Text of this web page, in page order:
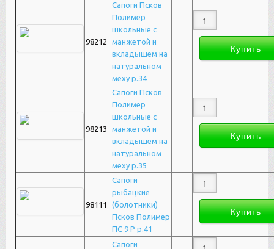
98212
Сапоги Псков
Полимер
школьные с
манжетой и
вкладышем на
натуральном
меху р.34
98213
Сапоги Псков
Полимер
школьные с
манжетой и
вкладышем на
натуральном
меху р.35
98111
Сапоги
рыбацкие
(болотники)
Псков Полимер
ПС 9 Р р.41
Сапоги